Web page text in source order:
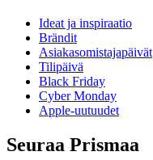
Ideat ja inspiraatio
Brändit
Asiakasomistajapäivät
Tilipäivä
Black Friday
Cyber Monday
Apple-uutuudet
Seuraa Prismaa